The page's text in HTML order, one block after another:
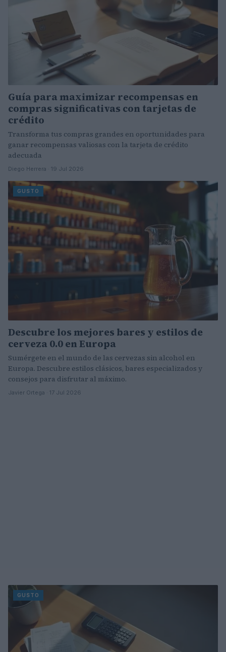
Guía para maximizar recompensas en
compras significativas con tarjetas de
crédito
Transforma tus compras grandes en oportunidades para
ganar recompensas valiosas con la tarjeta de crédito
adecuada
Diego Herrera · 19 Jul 2026
GUSTO
Descubre los mejores bares y estilos de
cerveza 0.0 en Europa
Sumérgete en el mundo de las cervezas sin alcohol en
Europa. Descubre estilos clásicos, bares especializados y
consejos para disfrutar al máximo.
Javier Ortega · 17 Jul 2026
GUSTO